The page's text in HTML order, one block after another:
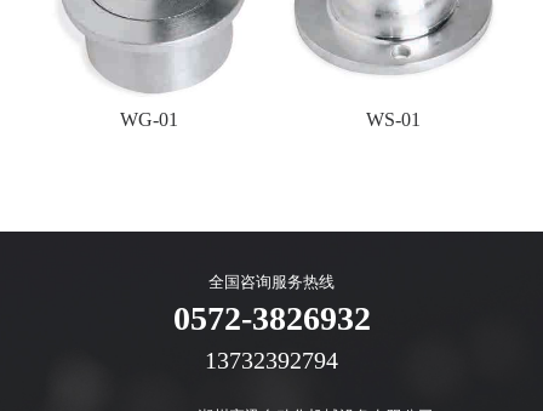
WG-01 WS-01
全国咨询服务热线
0572-3826932
13732392794